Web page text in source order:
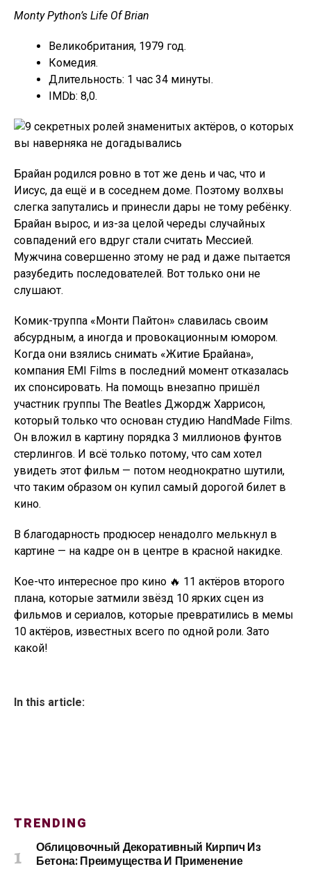
Monty Python’s Life Of Brian
Великобритания, 1979 год.
Комедия.
Длительность: 1 час 34 минуты.
IMDb: 8,0.
Брайан родился ровно в тот же день и час, что и
Иисус, да ещё и в соседнем доме. Поэтому волхвы
слегка запутались и принесли дары не тому ребёнку.
Брайан вырос, и из-за целой череды случайных
совпадений его вдруг стали считать Мессией.
Мужчина совершенно этому не рад и даже пытается
разубедить последователей. Вот только они не
слушают.
Комик-труппа «Монти Пайтон» славилась своим
абсурдным, а иногда и провокационным юмором.
Когда они взялись снимать «Житие Брайана»,
компания EMI Films в последний момент отказалась
их спонсировать. На помощь внезапно пришёл
участник группы The Beatles Джордж Харрисон,
который только что основан студию HandMade Films.
Он вложил в картину порядка 3 миллионов фунтов
стерлингов. И всё только потому, что сам хотел
увидеть этот фильм — потом неоднократно шутили,
что таким образом он купил самый дорогой билет в
кино.
В благодарность продюсер ненадолго мелькнул в
картине — на кадре он в центре в красной накидке.
Кое-что интересное про кино 🔥 11 актёров второго
плана, которые затмили звёзд 10 ярких сцен из
фильмов и сериалов, которые превратились в мемы
10 актёров, известных всего по одной роли. Зато
какой!
In this article:
TRENDING
Облицовочный Декоративный Кирпич Из
Бетона: Преимущества И Применение